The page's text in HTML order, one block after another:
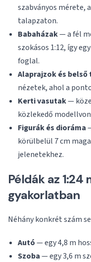
szabványos mérete,
talapzaton.
Babaházak— a fél
szokásos 1:12, így
foglal.
Alaprajzok és belső
nézetek, ahol a
Kerti vasutak—
közlekedő
Figurák és dioráma
körülbelül 7 cm
jelenetekhez.
Példák az
gyakorlatban
Néhány konkrét szám
Autó— egy 4,8 m
Szoba— egy 3,6 m